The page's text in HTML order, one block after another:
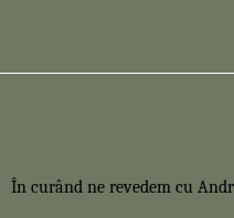
În curând ne revedem cu